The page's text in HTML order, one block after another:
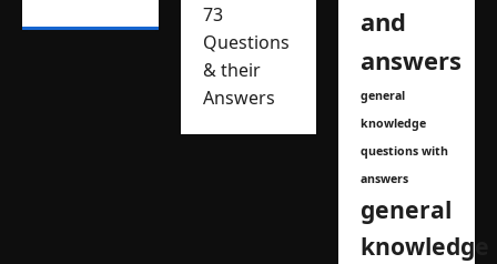
73
Questions
& their
Answers
and
answers
general
knowledge
questions with
answers
general
knowledge